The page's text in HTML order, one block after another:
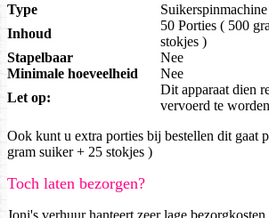
Type
Suikerspinmachine
Inhoud
50 Porties ( 500
stokjes )
Stapelbaar
Nee
Minimale hoeveelheid
Nee
Let op:
Dit apparaat dien
vervoerd te worden
Ook kunt u extra porties bij bestellen dit gaat
gram suiker + 25 stokjes )
Toch laten bezorgen?
Joni's verhuur hanteert zeer lage